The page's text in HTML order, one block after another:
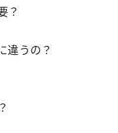
？
違うの？